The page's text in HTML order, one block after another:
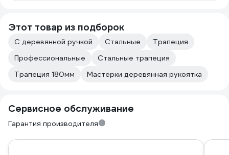
Этот товар из подборок
С деревянной ручкой Стальные
Трапеция
Профессиональные
Стальные трапеция
Трапеция 180мм
Мастерки деревянная рукоятка
Сервисное обслуживание
Гарантия производителя